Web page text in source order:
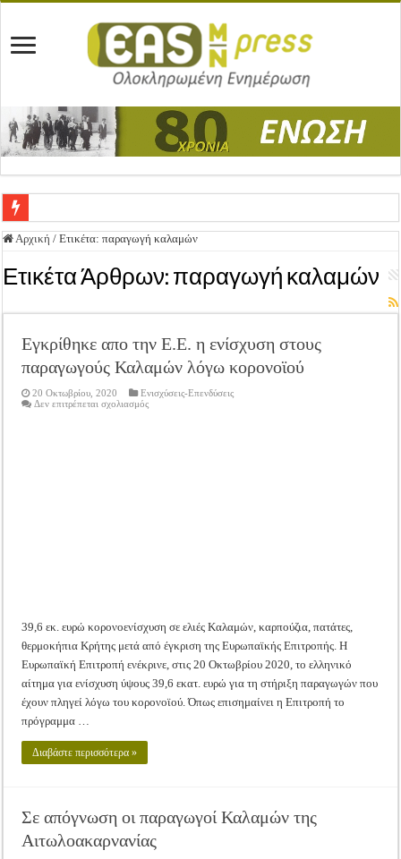
Ένωση Μεσολογγίου: Συγχαρητήρια Επιστολή προς Δήμο Μεσολογγίου
Καλή Ανάσταση & Καλό Πάσχα!
Ανακοίνωση: Επιστροφή ΦΠΑ
Καλά Χριστούγεννα! Καλή Χρονιά!
Tακτική Γενική Συνέλευση του Αγροτικού Συνεταιρισμού Μεσολογγίου-
Αρχική / Ετικέτα:παραγωγή καλαμών
Ετικέτα Άρθρων: παραγωγή καλαμών
Εγκρίθηκε απο την Ε.Ε. η ενίσχυση στους
παραγωγούς Καλαμών λόγω κορονοϊού
20 Οκτωβρίου, 2020
Ενισχύσεις-Επενδύσεις
Δεν επιτρέπεται σχολιασμόςστο
39,6 εκ. ευρώ κορονοενίσχυση σε ελιές Καλαμών, καρπούζια, πατάτες,
θερμοκήπια Κρήτης μετά από έγκριση της Ευρωπαϊκής Επιτροπής. Η
Ευρωπαϊκή Επιτροπή ενέκρινε, στις 20 Οκτωβρίου 2020, το ελληνικό
αίτημα για ενίσχυση ύψους 39,6 εκατ. ευρώ για τη στήριξη παραγωγών που
έχουν πληγεί λόγω του κορονοϊού. Όπως επισημαίνει η Επιτροπή το
πρόγραμμα …
Διαβάστε περισσότερα »
Σε απόγνωση οι παραγωγοί Καλαμών της
Αιτωλοακαρνανίας